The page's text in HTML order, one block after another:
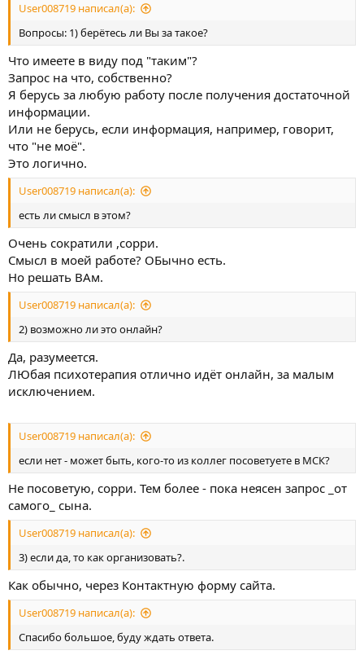
User008719 написал(а):
Вопросы: 1) берётесь ли Вы за такое?
Что имеете в виду под "таким"?
Запрос на что, собственно?
Я берусь за любую работу после получения достаточной
информации.
Или не берусь, если информация, например, говорит,
что "не моё".
Это логично.
User008719 написал(а):
есть ли смысл в этом?
Очень сократили ,сорри.
Смысл в моей работе? ОБычно есть.
Но решать ВАм.
User008719 написал(а):
2) возможно ли это онлайн?
Да, разумеется.
ЛЮбая психотерапия отлично идёт онлайн, за малым
исключением.
User008719 написал(а):
если нет - может быть, кого-то из коллег посоветуете в МСК?
Не посоветую, сорри. Тем более - пока неясен запрос _от
самого_ сына.
User008719 написал(а):
3) если да, то как организовать?.
Как обычно, через Контактную форму сайта.
User008719 написал(а):
Спасибо большое, буду ждать ответа.